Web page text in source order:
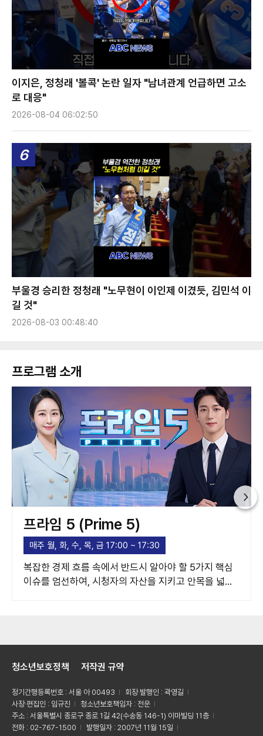
이지은, 정청래 '볼콕' 논란 일자 "남녀관계 언급하면 고소
로 대응"
2026-08-04 06:02:50
6
부울경 승리한 정청래 "노무현이 이인제 이겼듯, 김민석 이
길 것"
2026-08-03 00:48:40
프로그램 소개
프라임 5 (Prime 5)
매주 월, 화, 수, 목, 금 17:00 ~ 17:30
복잡한 경제 흐름 속에서 반드시 알아야 할 5가지 핵심
이슈를 엄선하여, 시청자의 자산을 지키고 안목을 넓혀
청소년보호정책 저작권 규약
정기간행등록번호 : 서울 아 00493
회장·발행인 : 곽영길
사장·편집인 : 임규진
청소년보호책임자 : 전운
주소 : 서울특별시 종로구 종로 1길 42(수송동 146-1) 이마빌딩 11층
전화 : 02-767-1500
발행일자 : 2007년 11월 15일